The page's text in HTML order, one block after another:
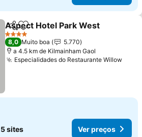
PartilharAdicionar aos favoritos
Aspect Hotel Park West
4 Estrelas
8,0 Muito boa
5.770
a 4.5 km de Kilmainham Gaol
Especialidades do Restaurante WillowVer
5 sites Ver preços